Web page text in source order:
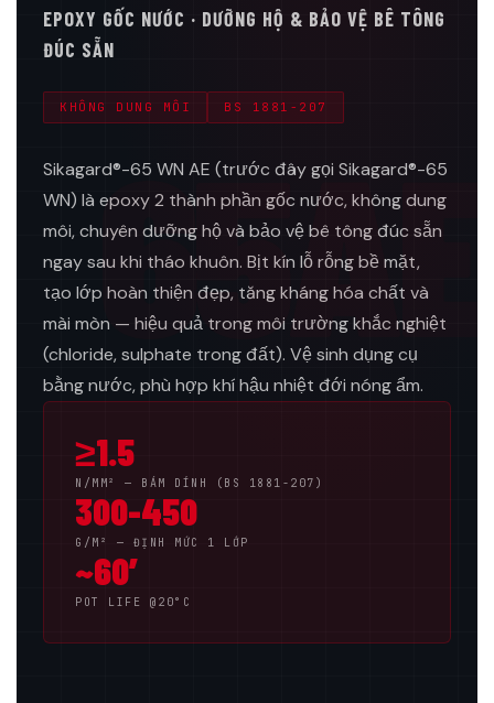
65AE
EPOXY GỐC NƯỚC · DƯỠNG HỘ & BẢO VỆ BÊ TÔNG
ĐÚC SẴN
KHÔNG DUNG MÔI BS 1881-207
Sikagard®-65 WN AE (trước đây gọi Sikagard®-65
WN) là epoxy 2 thành phần gốc nước, không dung
môi, chuyên dưỡng hộ và bảo vệ bê tông đúc sẵn
ngay sau khi tháo khuôn. Bịt kín lỗ rỗng bề mặt,
tạo lớp hoàn thiện đẹp, tăng kháng hóa chất và
mài mòn — hiệu quả trong môi trường khắc nghiệt
(chloride, sulphate trong đất). Vệ sinh dụng cụ
bằng nước, phù hợp khí hậu nhiệt đới nóng ẩm.
≥1.5
N/MM² — BÁM DÍNH (BS 1881-207)
300-450
G/M² — ĐỊNH MỨC 1 LỚP
~60′
POT LIFE @20°C